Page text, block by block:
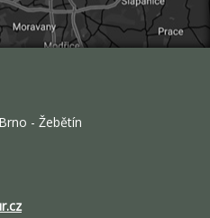
- Žebětín